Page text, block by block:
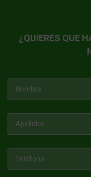
¿QUIERES QUE